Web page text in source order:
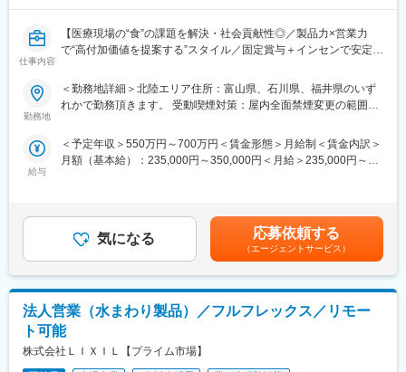
■事業内容：
PTPアルミフィルム製造販売
医薬品用各種包装資材販売
着色・印刷・各種コーティング・ドライラミネート加工
20代：5名
30代：3名
40代：3名
50代：4名
やすい風通しの良い組織です。
入社後はOJTを中心に、製品知識や品質保証業務について習得い
ただきます。
扱う製品は医薬品の安全性・品質に直結する包装材。社会貢献性
の高い仕事に携わることができます。
（2） 品質保証業務を幅広く経験できる：
まで一貫して担当。品質保証のゼネラリストとして市場価値を高
められます。
■企業について
明治36年創業、122年の歴史を持つ老舗メーカー。医薬品包装材
をはじめ、産業資材向け製品まで幅広く手掛け、全国400社以上
仕事内容
【医療現場の“食”の課題を解決・社会貢献性◎／製品力×営業力
で“高付加価値を提案する”スタイル／固定賞与＋インセンで安定収
年休123日・土日祝休】
■業務内容
える真の課題を”食”の観点から解決するためのソリューション提案
を行います。
◇業務内容
・自社製品の紹介や栄養に関する最新の学術情報の提供（診断ツ
ール+製品+根拠となる学術情報）
・顧客のニーズをヒアリングし、症例に応じた提案を実施
・病院経営や現場が抱える医療課題を特定し、PJ型の提案・実行
・データに基づき開発された活動プログラムと、高品質な製品、
提案アプリ等を活用しながら、効率的に営業活動を行います。
◇営業スタイル（例）
9:00～ 顧客先へ直行し、顧客を順次訪問（2~3施設）
勤務地
＜勤務地詳細＞北陸エリア住所：富山県、石川県、福井県のいず
れかで勤務頂きます。 受動喫煙対策：屋内全面禁煙変更の範囲：
給与
＜予定年収＞550万円～700万円＜賃金形態＞月給制＜賃金内訳＞
月額（基本給）：235,000円～350,000円＜月給＞235,000円～
評価を実施。賞与は固定部分と変動部分（インセンティブ）で構
成されています。■上記に加えて借上社宅制度あり賃金はあくまで
も目安の金額であり、選考を通じて上下する可能性があります。
月給(月額)は固定手当を含めた表記です。
気になる 応募依頼する
（エージェントサービス）
法人営業（水まわり製品）／フルフレックス／リモー
ト可能
株式会社ＬＩＸＩＬ【プライム市場】